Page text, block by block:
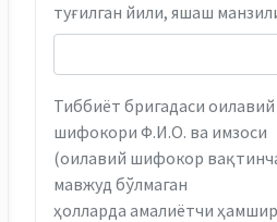
туғилган йили, яшаш
Тиббиёт бригадаси оилавий
шифокори Ф.И.О. ва имзоси
(оилавий шифокор
мавжуд бўлмаган
ҳолларда амалиётчи